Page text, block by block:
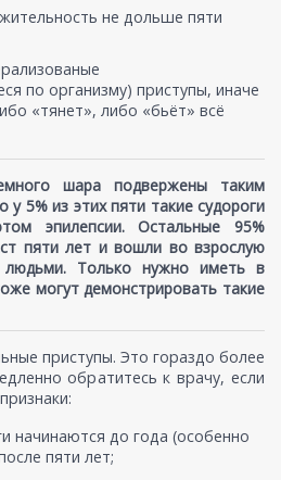
не дольше пяти
по организму) приступы, иначе
«тянет», либо «бьёт» всё
шара подвержены таким
у 5% из этих пяти такие судороги
эпилепсии. Остальные 95%
пяти лет и вошли во взрослую
Только нужно иметь в
могут демонстрировать такие
приступы. Это гораздо более
обратитесь к врачу, если
начинаются до года (особенно
пяти лет;